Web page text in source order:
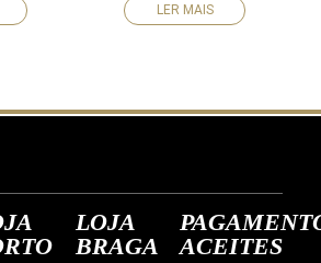
LER MAIS
LOJA
BRAGA
ACEITES